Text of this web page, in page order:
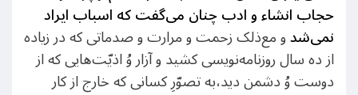
حجاب انشاء و ادب چنان می‌گفت که اسباب ایراد
نمی‌شدو مع‌ذلک زحمت و مرارت و صدماتی که در زیاده
از ده سال روزنامه‌نویسی کشید و آزار وُ اذیّت‌هایی که از
دوست وُ دشمن دید،به تصوّرِ کسانی که خارج از کار